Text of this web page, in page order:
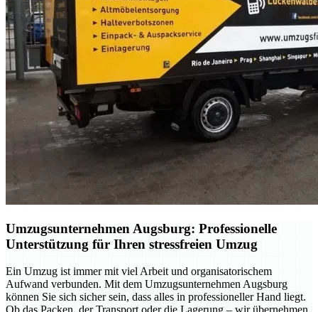
Umzugsunternehmen Augsburg: Professionelle
Unterstützung für Ihren stressfreien Umzug
Ein Umzug ist immer mit viel Arbeit und organisatorischem
Aufwand verbunden. Mit dem Umzugsunternehmen Augsburg
können Sie sich sicher sein, dass alles in professioneller Hand liegt.